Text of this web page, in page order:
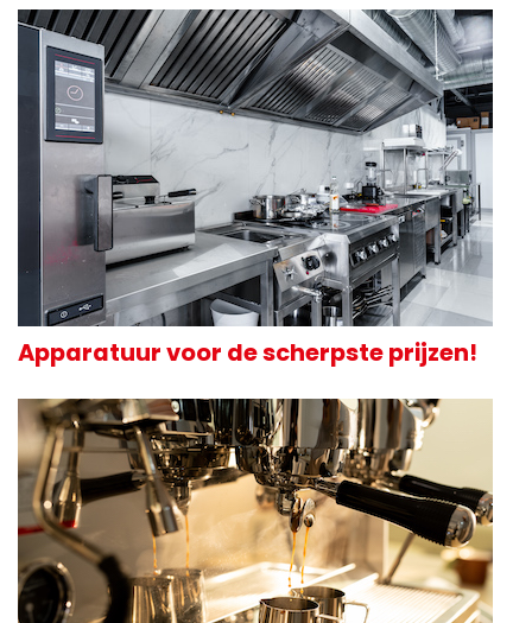
Apparatuur voor de scherpste prijzen!